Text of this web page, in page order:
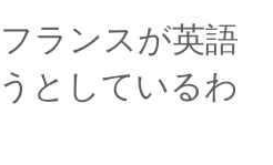
ランスが英語
としているわ